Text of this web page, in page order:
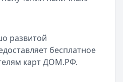
развитой
бесплатное
карт ДОМ.РФ.